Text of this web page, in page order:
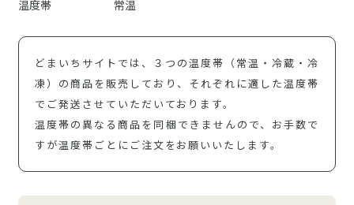
温度帯
常温
どまいちサイトでは、３つの温度帯（常温・冷蔵・冷
凍）の商品を販売しており、それぞれに適した温度帯
でご発送させていただいております。
温度帯の異なる商品を同梱できませんので、お手数で
すが温度帯ごとにご注文をお願いいたします。